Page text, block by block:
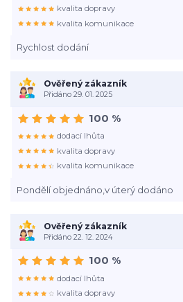
Rychlost dodání
kvalita dopravy
kvalita komunikace
Ověřený zákazník
Přidáno 29. 01. 2025
Pondělí objednáno,v úterý dodáno
100 %
dodací lhůta
kvalita dopravy
kvalita komunikace
Ověřený zákazník
Přidáno 22. 12. 2024
100 %
dodací lhůta
kvalita dopravy